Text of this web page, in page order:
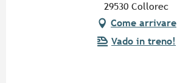
29530 Collorec
Come arrivare
Vado in treno!